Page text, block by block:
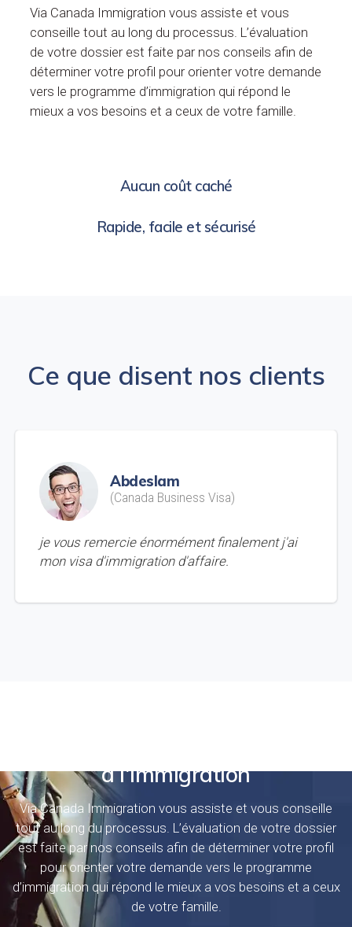
Via Canada Immigration vous assiste et vous
conseille tout au long du processus. L’évaluation
de votre dossier est faite par nos conseils afin de
déterminer votre profil pour orienter votre demande
vers le programme d’immigration qui répond le
mieux a vos besoins et a ceux de votre famille.
Aucun coût caché
Rapide, facile et sécurisé
Ce que disent nos clients
Abdeslam
(Canada Business Visa)
je vous remercie énormément finalement j'ai
mon visa d'immigration d'affaire.
à l'immigration
Via Canada Immigration vous assiste et vous conseille
tout au long du processus. L’évaluation de votre dossier
est faite par nos conseils afin de déterminer votre profil
pour orienter votre demande vers le programme
d’immigration qui répond le mieux a vos besoins et a ceux
de votre famille.